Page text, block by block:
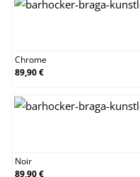
Chrome
89,90 €
Noir
89,90 €